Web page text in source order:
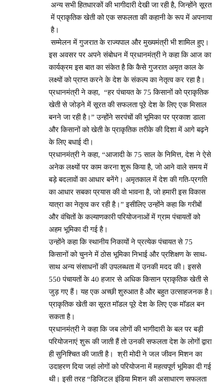
अन्य सभी हितधारकों की भागीदारी देखी जा रही है, जिन्होंने सूरत
में प्राकृतिक खेती को एक सफलता की कहानी के रूप में अपनाया
है।
सम्मेलन में गुजरात के राज्यपाल और मुख्यमंत्री भी शामिल हुए।
इस अवसर पर अपने संबोधन में प्रधानमंत्री ने कहा कि आज का
कार्यक्रम इस बात का संकेत है कि कैसे गुजरात अमृत काल के
लक्ष्यों को प्राप्त करने के देश के संकल्प का नेतृत्व कर रहा है।
प्रधानमंत्री ने कहा, “हर पंचायत के 75 किसानों को प्राकृतिक
खेती से जोड़ने में सूरत की सफलता पूरे देश के लिए एक मिसाल
बनने जा रही है।” उन्होंने सरपंचों की भूमिका पर प्रकाश डाला
और किसानों को खेती के प्राकृतिक तरीके की दिशा में आगे बढ़ने
के लिए बधाई दी।
प्रधानमंत्री ने कहा, “आजादी के 75 साल के निमित्त, देश ने ऐसे
अनेक लक्ष्यों पर काम करना शुरू किया है, जो आने वाले समय में
बड़े बदलावों का आधार बनेंगे। अमृतकाल में देश की गति-प्रगति
का आधार सबका प्रयास की वो भावना है, जो हमारी इस विकास
यात्रा का नेतृत्व कर रही है।” इसीलिए उन्होंने कहा कि गरीबों
और वंचितों के कल्याणकारी परियोजनाओं में ग्राम पंचायतों को
अहम भूमिका दी गई है।
उन्होंने कहा कि स्थानीय निकायों ने प्रत्येक पंचायत से 75
किसानों को चुनने में ठोस भूमिका निभाई और प्रशिक्षण के साथ-
साथ अन्य संसाधनों की उपलब्धता में उनकी मदद की। इससे
550 पंचायतों के 40 हजार से अधिक किसान प्राकृतिक खेती से
जुड़ गए हैं। यह एक अच्छी शुरुआत है और बहुत उत्साहजनक है।
प्राकृतिक खेती का सूरत मॉडल पूरे देश के लिए एक मॉडल बन
सकता है।
प्रधानमंत्री ने कहा कि जब लोगों की भागीदारी के बल पर बड़ी
परियोजनाएं शुरू की जाती हैं तो उनकी सफलता देश के लोगों द्वारा
ही सुनिश्चित की जाती है। श्री मोदी ने जल जीवन मिशन का
उदाहरण दिया जहां लोगों को परियोजना में महत्वपूर्ण भूमिका दी गई
थी। इसी तरह “डिजिटल इंडिया मिशन की असाधारण सफलता